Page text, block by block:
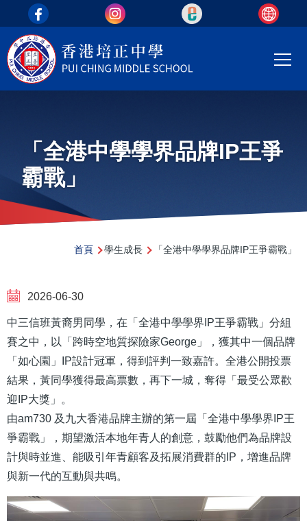
移至主內容
top_area
「全港中學學界品牌IP王爭
霸戰」
連
首頁 學生成長 「全港中學學界品牌IP王爭霸戰」
2026-06-30
中三信班黃裔男同學，在「全港中學學界IP王爭霸戰」分組
賽之中，以「跨時空地質探險家George」，獲其中一個品牌
「如心園」IP設計冠軍，得到評判一致嘉許。全港公開投票
結果，黃同學獲得最高票數，再下一城，奪得「最受公眾歡
迎IP大獎」。
由am730 及九大香港品牌主辦的第一屆「全港中學學界IP王
爭霸戰」，期望激活本地年青人的創意，鼓勵他們為品牌設
計與時並進、能吸引年青顧客及拓展消費群的IP，增進品牌
與新一代的互動與共鳴。